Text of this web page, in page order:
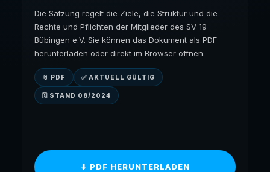
Die Satzung regelt die Ziele, die Struktur und die
Rechte und Pflichten der Mitglieder des SV 19
Bübingen e.V. Sie können das Dokument als PDF
herunterladen oder direkt im Browser öffnen.
📎 PDF ✅ AKTUELL GÜLTIG
🗓 STAND 08/2024
⬇ PDF HERUNTERLADEN